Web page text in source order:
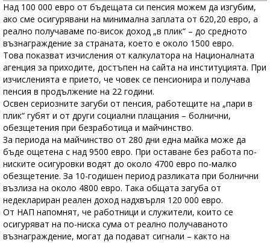
Над 100 000 евро от бъдещата си пенсия можем да изгубим,
ако сме осигурявани на минимална заплата от 620,20 евро, а
реално получаваме по-висок доход „в плик“ – до средното
възнаграждение за страната, което е около 1500 евро.
Това показват изчисления от калкулатора на Националната
агенция за приходите, достъпен на сайта на институцията. При
изчисленията е прието, че човек се пенсионира и получава
пенсия в продължение на 22 години.
Освен сериозните загуби от пенсия, работещите на „пари в
плик“ губят и от други социални плащания – болнични,
обезщетения при безработица и майчинство.
За периода на майчинство от 280 дни една майка може да
бъде ощетена с над 9500 евро. При оставане без работа по-
ниските осигуровки водят до около 4700 евро по-малко
обезщетение. За 10-годишен период разликата при болнични
възлиза на около 4800 евро. Така общата загуба от
недеклариран реален доход надхвърля 120 000 евро.
От НАП напомнят, че работници и служители, които се
осигуряват на по-ниска сума от реално получаваното
възнаграждение, могат да подават сигнали – както на